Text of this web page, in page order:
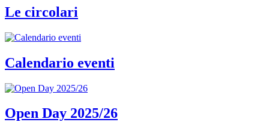
Le circolari
Calendario eventi
Open Day 2025/26